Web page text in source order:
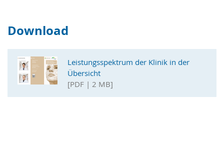
Download
Leistungsspektrum der Klinik in der
Übersicht
[PDF | 2 MB]